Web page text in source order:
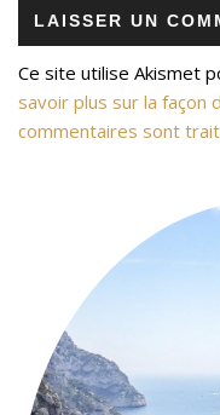
Ce site utilise Akismet
savoir plus sur la façon
commentaires sont